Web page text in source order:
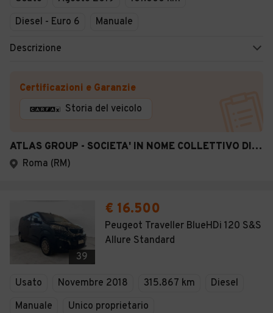
Diesel - Euro 6
Manuale
Descrizione
Certificazioni e Garanzie
Storia del veicolo
ATLAS GROUP - SOCIETA' IN NOME COLLETTIVO DI BRASC
Roma (RM)
39
€ 16.500
Peugeot Traveller BlueHDi 120 S&S
Allure Standard
Usato Novembre 2018 315.867 km
Diesel
Manuale
Unico proprietario